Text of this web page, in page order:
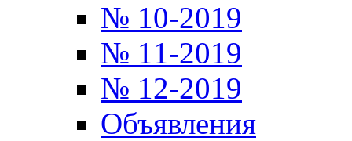
№ 10-2019
№ 11-2019
№ 12-2019
Объявления